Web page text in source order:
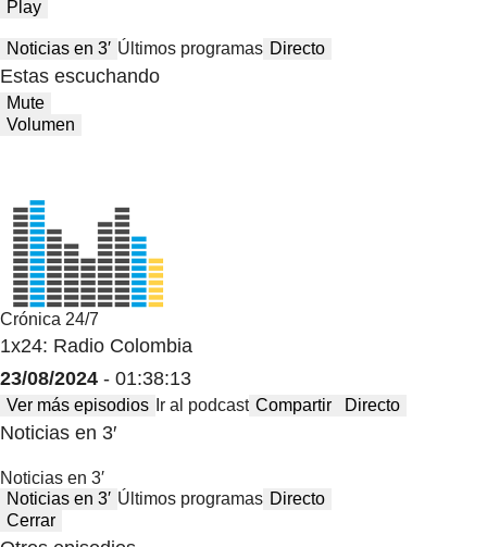
Play
Noticias en 3′ Últimos programas Directo
Estas escuchando
Mute
Volumen
Crónica 24/7
1x24: Radio Colombia
23/08/2024 - 01:38:13
Ver más episodios Ir al podcast Compartir Directo
Noticias en 3′
Noticias en 3′
Noticias en 3′ Últimos programas Directo
Cerrar